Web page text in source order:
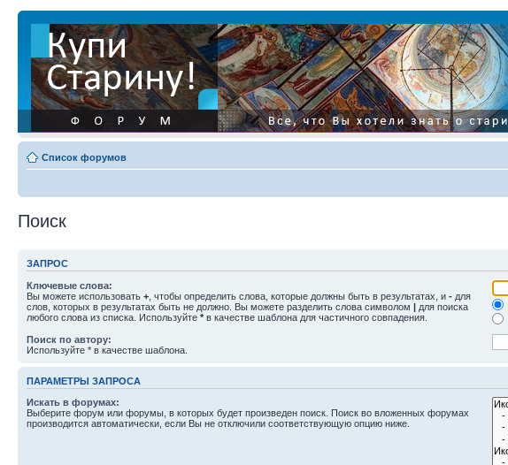
Список форумов
Поиск
ЗАПРОС
Ключевые слова:
Вы можете использовать + , чтобы определить слова, которые должны быть в результатах, и - для
слов, которых в результатах быть не должно. Вы можете разделить слова символом | для поиска
любого слова из списка. Используйте * в качестве шаблона для частичного совпадения.
Поиск по автору:
Используйте * в качестве шаблона.
ПАРАМЕТРЫ ЗАПРОСА
Искать в форумах:
Выберите форум или форумы, в которых будет произведен поиск. Поиск во вложенных форумах
производится автоматически, если Вы не отключили соответствующую опцию ниже.